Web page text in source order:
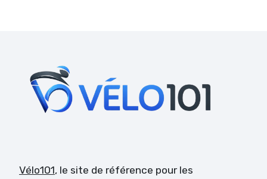
Vélo101, le site de référence pour les